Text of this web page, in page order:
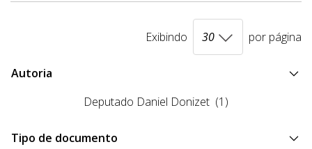
Exibindo por página
Autoria
Deputado Daniel Donizet (1)
Tipo de documento